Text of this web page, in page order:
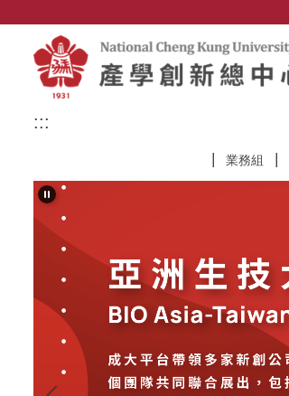
:::
業務組